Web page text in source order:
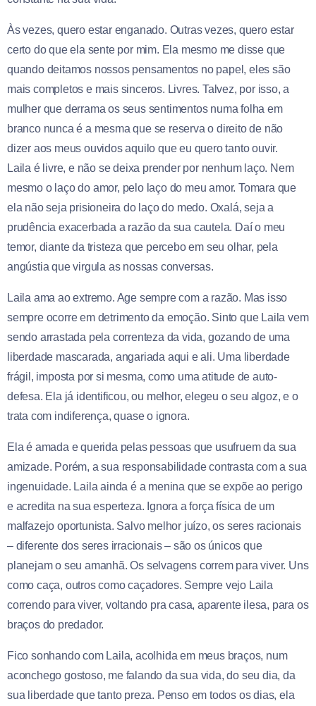
Às vezes, quero estar enganado. Outras vezes, quero estar
certo do que ela sente por mim. Ela mesmo me disse que
quando deitamos nossos pensamentos no papel, eles são
mais completos e mais sinceros. Livres. Talvez, por isso, a
mulher que derrama os seus sentimentos numa folha em
branco nunca é a mesma que se reserva o direito de não
dizer aos meus ouvidos aquilo que eu quero tanto ouvir.
Laila é livre, e não se deixa prender por nenhum laço. Nem
mesmo o laço do amor, pelo laço do meu amor. Tomara que
ela não seja prisioneira do laço do medo. Oxalá, seja a
prudência exacerbada a razão da sua cautela. Daí o meu
temor, diante da tristeza que percebo em seu olhar, pela
angústia que virgula as nossas conversas.
Laila ama ao extremo. Age sempre com a razão. Mas isso
sempre ocorre em detrimento da emoção. Sinto que Laila vem
sendo arrastada pela correnteza da vida, gozando de uma
liberdade mascarada, angariada aqui e ali. Uma liberdade
frágil, imposta por si mesma, como uma atitude de auto-
defesa. Ela já identificou, ou melhor, elegeu o seu algoz, e o
trata com indiferença, quase o ignora.
Ela é amada e querida pelas pessoas que usufruem da sua
amizade. Porém, a sua responsabilidade contrasta com a sua
ingenuidade. Laila ainda é a menina que se expõe ao perigo
e acredita na sua esperteza. Ignora a força física de um
malfazejo oportunista. Salvo melhor juízo, os seres racionais
– diferente dos seres irracionais – são os únicos que
planejam o seu amanhã. Os selvagens correm para viver. Uns
como caça, outros como caçadores. Sempre vejo Laila
correndo para viver, voltando pra casa, aparente ilesa, para os
braços do predador.
Fico sonhando com Laila, acolhida em meus braços, num
aconchego gostoso, me falando da sua vida, do seu dia, da
sua liberdade que tanto preza. Penso em todos os dias, ela